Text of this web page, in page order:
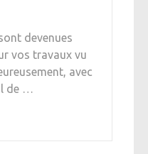
devenues
vos travaux vu
avec
de …